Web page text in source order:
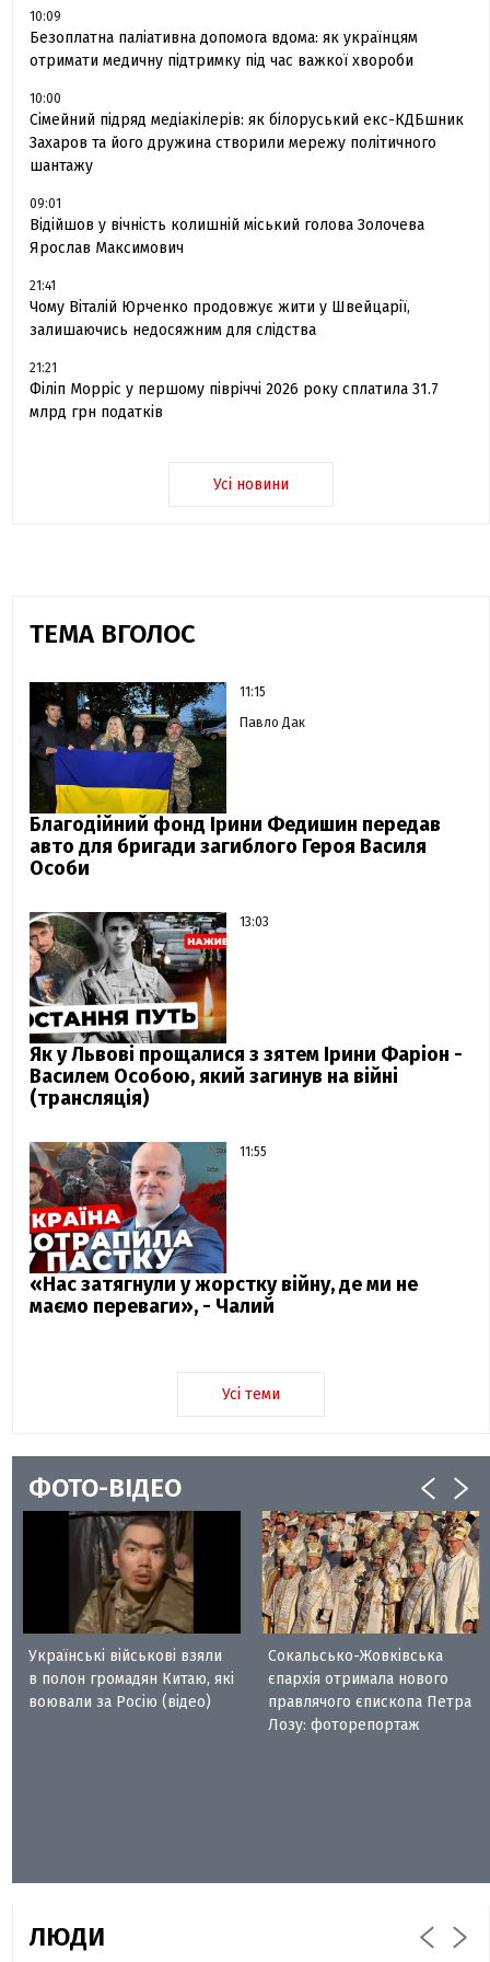
10:09
Безоплатна паліативна допомога вдома: як українцям
отримати медичну підтримку під час важкої хвороби
10:00
Сімейний підряд медіакілерів: як білоруський екс-КДБшник
Захаров та його дружина створили мережу політичного
шантажу
09:01
Відійшов у вічність колишній міський голова Золочева
Ярослав Максимович
21:41
Чому Віталій Юрченко продовжує жити у Швейцарії,
залишаючись недосяжним для слідства
21:21
Філіп Морріс у першому півріччі 2026 року сплатила 31.7
млрд грн податків
Усі новини
ТЕМА ВГОЛОС
11:15
Павло Дак
Благодійний фонд Ірини Федишин передав
авто для бригади загиблого Героя Василя
Особи
13:03
Як у Львові прощалися з зятем Ірини Фаріон -
Василем Особою, який загинув на війні
(трансляція)
11:55
«Нас затягнули у жорстку війну, де ми не
маємо переваги», - Чалий
Усі теми
ФОТО-ВІДЕО
Українські військові взяли
в полон громадян Китаю, які
воювали за Росію (відео)
Сокальсько-Жовківська
єпархія отримала нового
правлячого єпископа Петра
Лозу: фоторепортаж
ЛЮДИ